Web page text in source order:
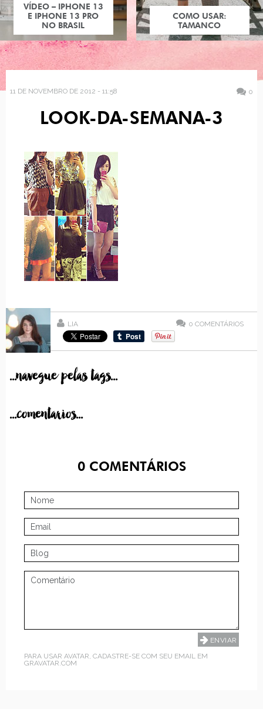
VÍDEO – IPHONE 13
E IPHONE 13 PRO
NO BRASIL
COMO USAR:
TAMANCO
11 DE NOVEMBRO DE 2012 - 11:58 0
LOOK-DA-SEMANA-3
LIA 0 COMENTÁRIOS
...navegue pelas tags...
...comentarios...
0COMENTÁRIOS
PARA USAR AVATAR, CADASTRE-SE COM SEU EMAIL EM
GRAVATAR.COM